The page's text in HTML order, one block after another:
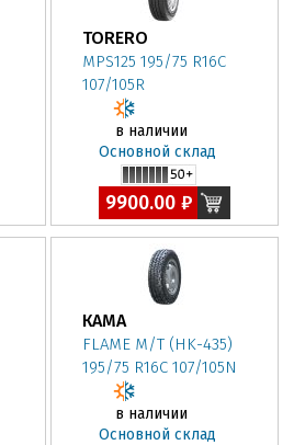
TORERO
MPS125 195/75 R16C
107/105R
в наличии
Основной склад
9900.00 ₽
КАМА
FLAME M/T (HK-435)
195/75 R16C 107/105N
в наличии
Основной склад